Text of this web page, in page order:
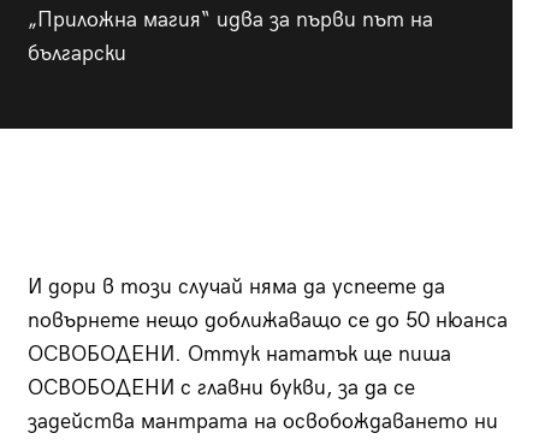
„Приложна магия“ идва за първи път на
български
И дори в този случай няма да успеете да
повърнете нещо доближаващо се до 50 нюанса
ОСВОБОДЕНИ. Оттук нататък ще пиша
ОСВОБОДЕНИ с главни букви, за да се
задейства мантрата на освобождаването ни